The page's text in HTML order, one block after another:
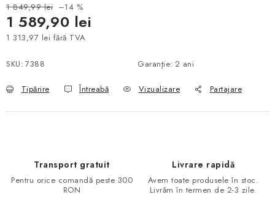
1 849,99 lei –14 %
1 589,90 lei
1 313,97 lei fără TVA
SKU: 7388 Garanţie: 2 ani
Tipărire Întreabă Vizualizare Partajare
Transport gratuit
Pentru orice comandă peste 300
RON
Livrare rapidă
Avem toate produsele în stoc.
Livrăm în termen de 2-3 zile.